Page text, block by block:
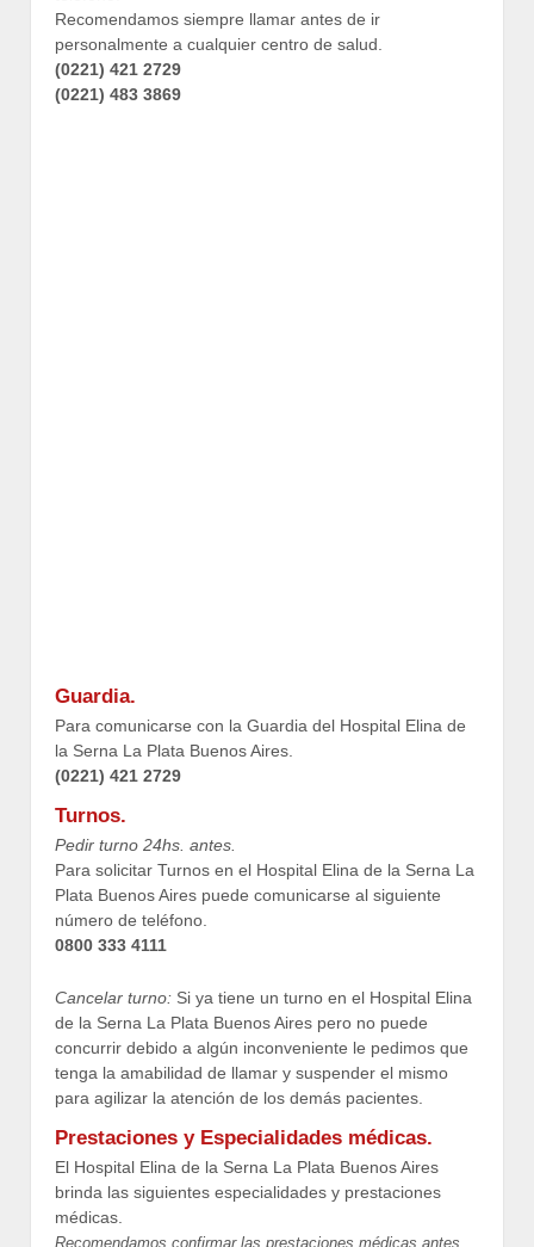
Recomendamos siempre llamar antes de ir
personalmente a cualquier centro de salud.
(0221) 421 2729
(0221) 483 3869
Guardia.
Para comunicarse con la Guardia del Hospital Elina de
la Serna La Plata Buenos Aires.
(0221) 421 2729
Turnos.
Pedir turno 24hs. antes.
Para solicitar Turnos en el Hospital Elina de la Serna La
Plata Buenos Aires puede comunicarse al siguiente
número de teléfono.
0800 333 4111
Cancelar turno: Si ya tiene un turno en el Hospital Elina
de la Serna La Plata Buenos Aires pero no puede
concurrir debido a algún inconveniente le pedimos que
tenga la amabilidad de llamar y suspender el mismo
para agilizar la atención de los demás pacientes.
Prestaciones y Especialidades médicas.
El Hospital Elina de la Serna La Plata Buenos Aires
brinda las siguientes especialidades y prestaciones
médicas.
Recomendamos confirmar las prestaciones médicas antes